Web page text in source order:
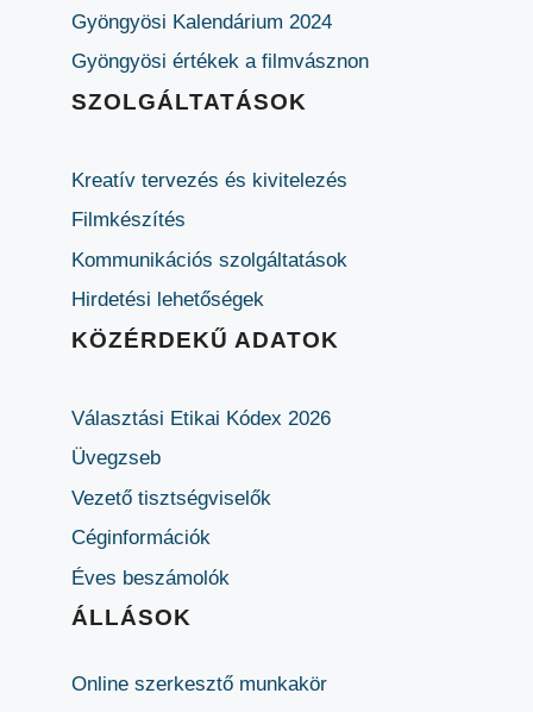
Gyöngyösi Kalendárium 2024
Gyöngyösi értékek a filmvásznon
SZOLGÁLTATÁSOK
Kreatív tervezés és kivitelezés
Filmkészítés
Kommunikációs szolgáltatások
Hirdetési lehetőségek
KÖZÉRDEKŰ ADATOK
Választási Etikai Kódex 2026
Üvegzseb
Vezető tisztségviselők
Céginformációk
Éves beszámolók
ÁLLÁSOK
Online szerkesztő munkakör